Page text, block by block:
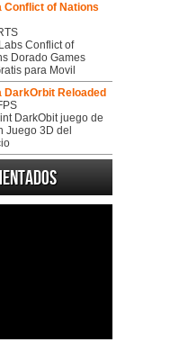
Conflict of Nations
Conflict of
Dorado Games
para Movil
DarkOrbit Reloaded
DarkObit juego de
Juego 3D del